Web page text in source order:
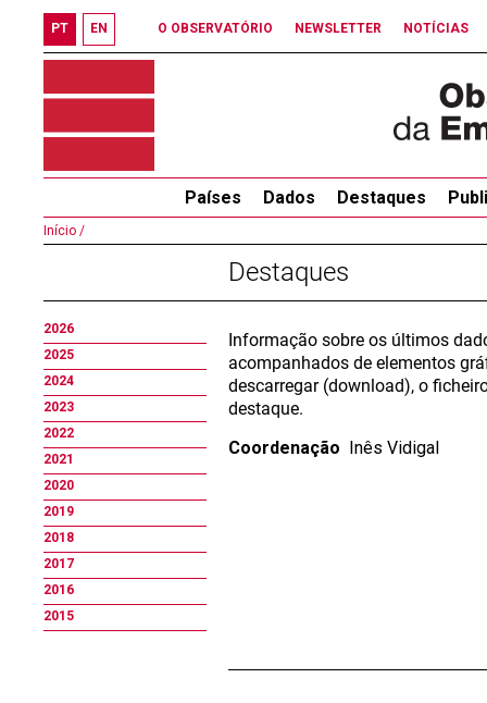
PT EN O OBSERVATÓRIO NEWSLETTER NOTÍCIAS
Países Dados Destaques
Início /
Destaques
2026
2025
2024
2023
2022
2021
2020
2019
2018
2017
2016
2015
Informação sobre os últimos
acompanhados de elementos
descarregar (download), o
destaque.
Coordenação Inês Vidigal